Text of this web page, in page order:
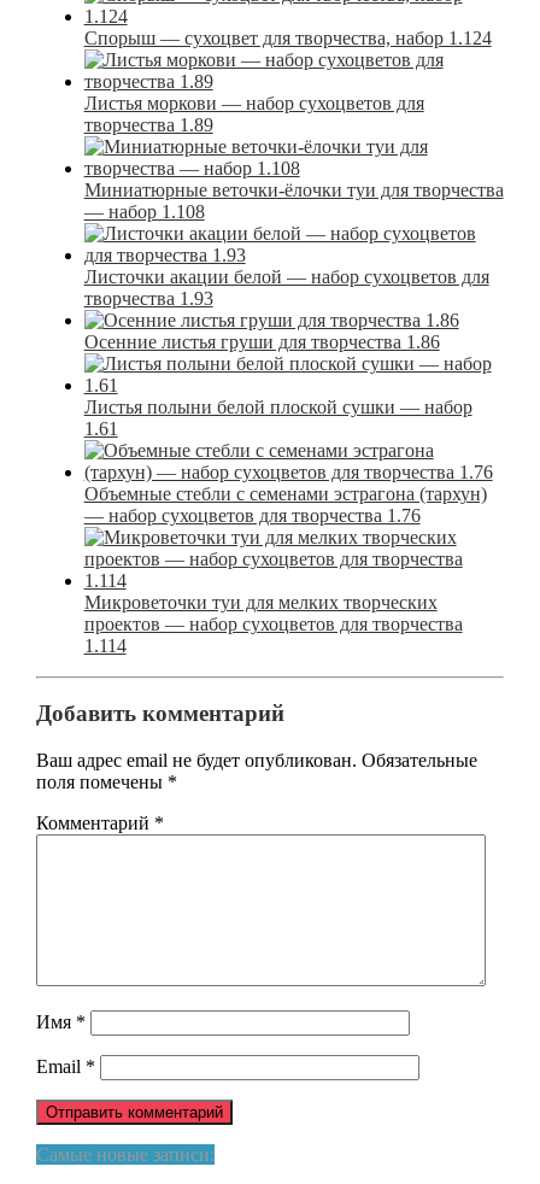
Спорыш — сухоцвет для творчества, набор 1.124
Листья моркови — набор сухоцветов для
творчества 1.89
Миниатюрные веточки-ёлочки туи для творчества
— набор 1.108
Листочки акации белой — набор сухоцветов для
творчества 1.93
Осенние листья груши для творчества 1.86
Листья полыни белой плоской сушки — набор
1.61
Объемные стебли с семенами эстрагона (тархун)
— набор сухоцветов для творчества 1.76
Микроветочки туи для мелких творческих
проектов — набор сухоцветов для творчества
1.114
Добавить комментарий
Ваш адрес email не будет опубликован. Обязательные
поля помечены *
Комментарий *
Имя *
Email *
Самые новые записи: